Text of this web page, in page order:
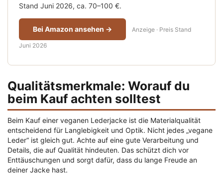
Stand Juni 2026, ca. 70–100 €.
Bei Amazon ansehen → Anzeige · Preis Stand
Juni 2026
Qualitätsmerkmale: Worauf du
beim Kauf achten solltest
Beim Kauf einer veganen Lederjacke ist die Materialqualität
entscheidend für Langlebigkeit und Optik. Nicht jedes „vegane
Leder“ ist gleich gut. Achte auf eine gute Verarbeitung und
Details, die auf Qualität hindeuten. Das schützt dich vor
Enttäuschungen und sorgt dafür, dass du lange Freude an
deiner Jacke hast.